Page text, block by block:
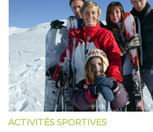
ACTIVITÉS SPORTIVES